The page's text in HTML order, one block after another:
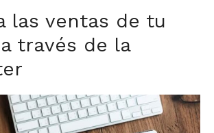
las ventas de tu
través de la